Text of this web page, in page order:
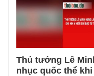
Thủ tướng Lê
nhục quốc thể